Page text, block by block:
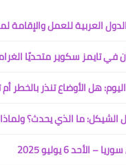
للعمل والإقامة لمدة
تايمز سكوير متحديًا
هل الأوضاع تنذر بالخطر أم
الشيكل: ما الذي يحدث؟
6 يوليو 2025